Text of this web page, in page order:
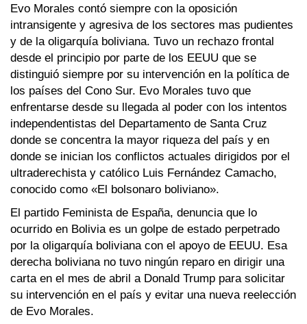
Evo Morales contó siempre con la oposición
intransigente y agresiva de los sectores mas pudientes
y de la oligarquía boliviana. Tuvo un rechazo frontal
desde el principio por parte de los EEUU que se
distinguió siempre por su intervención en la política de
los países del Cono Sur. Evo Morales tuvo que
enfrentarse desde su llegada al poder con los intentos
independentistas del Departamento de Santa Cruz
donde se concentra la mayor riqueza del país y en
donde se inician los conflictos actuales dirigidos por el
ultraderechista y católico Luis Fernández Camacho,
conocido como «El bolsonaro boliviano».
El partido Feminista de España, denuncia que lo
ocurrido en Bolivia es un golpe de estado perpetrado
por la oligarquía boliviana con el apoyo de EEUU. Esa
derecha boliviana no tuvo ningún reparo en dirigir una
carta en el mes de abril a Donald Trump para solicitar
su intervención en el país y evitar una nueva reelección
de Evo Morales.